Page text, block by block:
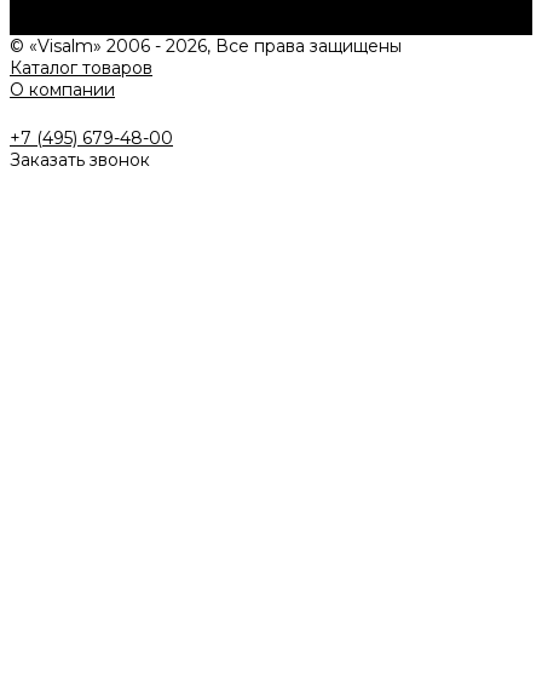
© «Visalm» 2006 - 2026, Все права защищены
Каталог товаров
О компании
+7 (495) 679-48-00
Заказать звонок